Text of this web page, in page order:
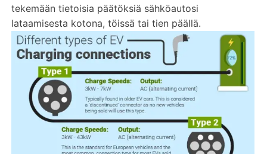
tekemään tietoisia päätöksiä sähköautosi
lataamisesta kotona, töissä tai tien päällä.